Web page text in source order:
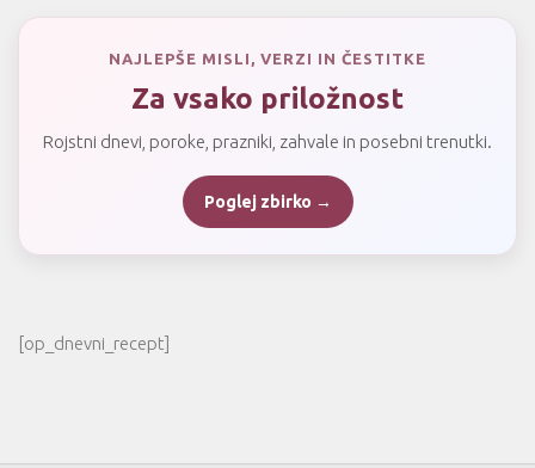
NAJLEPŠE MISLI, VERZI IN ČESTITKE
Za vsako priložnost
Rojstni dnevi, poroke, prazniki, zahvale in posebni trenutki.
Poglej zbirko →
[op_dnevni_recept]